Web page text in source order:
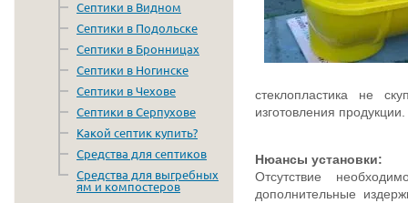
стеклопластика не
изготовления продукции.
Нюансы установки:
Отсутствие
дополнительные
Септики в Видном
Септики в Подольске
Септики в Бронницах
Септики в Ногинске
Септики в Чехове
Септики в Серпухове
Какой септик купить?
Средства для септиков
Средства для выгребных
ям и компостеров